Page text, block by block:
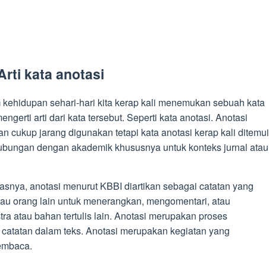
kata anotasi
sehari-hari kita kerap kali menemukan sebuah kata
arti dari kata tersebut. Seperti kata anotasi. Anotasi
cukup jarang digunakan tetapi kata anotasi kerap kali ditemui
dengan akademik khususnya untuk konteks jurnal atau
anotasi menurut KBBI diartikan sebagai catatan yang
orang lain untuk menerangkan, mengomentari, atau
atau bahan tertulis lain. Anotasi merupakan proses
dalam teks. Anotasi merupakan kegiatan yang